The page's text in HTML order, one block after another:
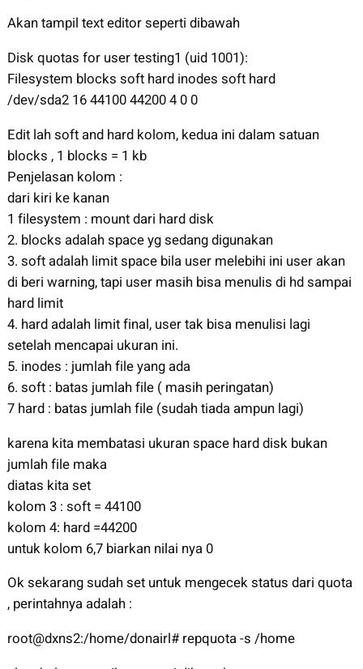
Akan tampil text editor seperti dibawah
Disk quotas for user testing1 (uid 1001):
Filesystem blocks soft hard inodes soft hard
/dev/sda2 16 44100 44200 4 0 0
Edit lah soft and hard kolom, kedua ini dalam satuan
blocks , 1 blocks = 1 kb
Penjelasan kolom :
dari kiri ke kanan
1 filesystem : mount dari hard disk
2. blocks adalah space yg sedang digunakan
3. soft adalah limit space bila user melebihi ini user akan
di beri warning, tapi user masih bisa menulis di hd sampai
hard limit
4. hard adalah limit final, user tak bisa menulisi lagi
setelah mencapai ukuran ini.
5. inodes : jumlah file yang ada
6. soft : batas jumlah file ( masih peringatan)
7 hard : batas jumlah file (sudah tiada ampun lagi)
karena kita membatasi ukuran space hard disk bukan
jumlah file maka
diatas kita set
kolom 3 : soft = 44100
kolom 4: hard =44200
untuk kolom 6,7 biarkan nilai nya 0
Ok sekarang sudah set untuk mengecek status dari quota
, perintahnya adalah :
root@dxns2:/home/donairl# repquota -s /home